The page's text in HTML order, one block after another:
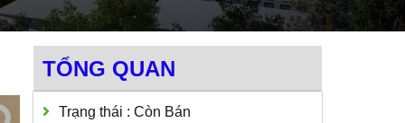
TỔNG QUAN
Trạng thái : Còn Bán